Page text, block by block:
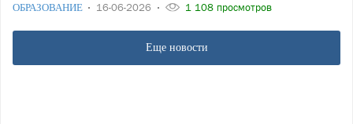
ОБРАЗОВАНИЕ 16-06-2026 1 108 просмотров
Еще новости